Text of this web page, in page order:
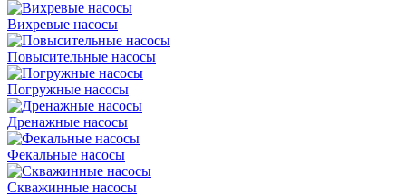
Вихревые насосы
Повысительные насосы
Погружные насосы
Дренажные насосы
Фекальные насосы
Скважинные насосы